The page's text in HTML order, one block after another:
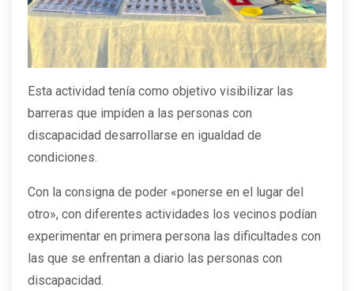
Esta actividad tenía como objetivo visibilizar las
barreras que impiden a las personas con
discapacidad desarrollarse en igualdad de
condiciones.
Con la consigna de poder «ponerse en el lugar del
otro», con diferentes actividades los vecinos podían
experimentar en primera persona las dificultades con
las que se enfrentan a diario las personas con
discapacidad.